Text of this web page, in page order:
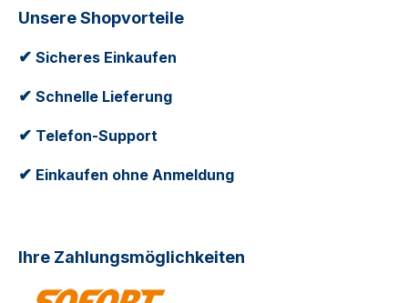
Unsere Shopvorteile
✔ Sicheres Einkaufen
✔ Schnelle Lieferung
✔ Telefon-Support
✔ Einkaufen ohne Anmeldung
Ihre Zahlungsmöglichkeiten